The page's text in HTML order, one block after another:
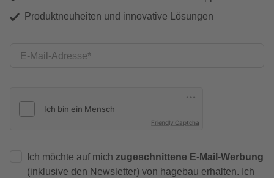
Produktneuheiten und innovative Lösungen
E-Mail-Adresse
Friendly Captcha
Ich möchte auf mich zugeschnittene E-Mail-Werbung
(inklusive den Newsletter) von hagebau erhalten. Ich